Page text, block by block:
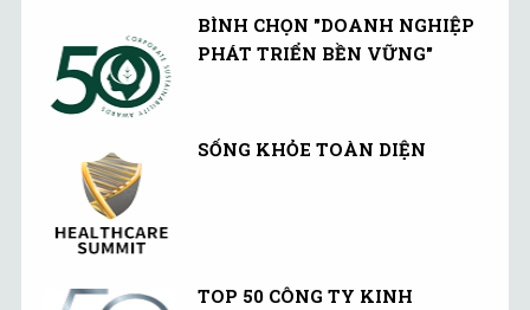
BÌNH CHỌN "DOANH NGHIỆP
PHÁT TRIỂN BỀN VỮNG"
SỐNG KHỎE TOÀN DIỆN
TOP 50 CÔNG TY KINH